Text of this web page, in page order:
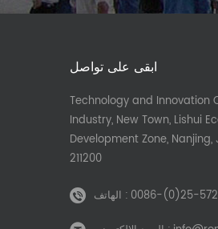
ابقى على تواصل
Technology and Innovation
Industry, New Town, Lishui
Development Zone, Nanjing,
211200
الهاتف : 0086-(0)25-